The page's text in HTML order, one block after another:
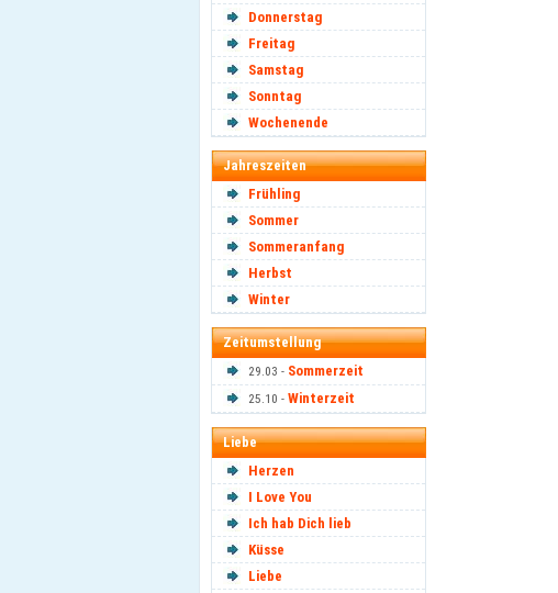
Donnerstag
Freitag
Samstag
Sonntag
Wochenende
Jahreszeiten
Frühling
Sommer
Sommeranfang
Herbst
Winter
Zeitumstellung
29.03 - Sommerzeit
25.10 - Winterzeit
Liebe
Herzen
I Love You
Ich hab Dich lieb
Küsse
Liebe